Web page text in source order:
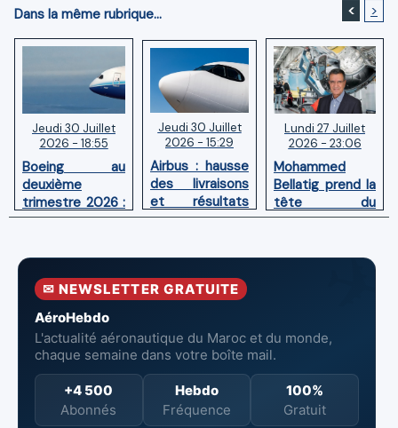
Dans la même rubrique... < >
Jeudi 30 Juillet
2026 - 18:55
Boeing au
deuxième
trimestre 2026 :
Chiffre d'affaires
pertes nettes
réduites
Jeudi 30 Juillet
2026 - 15:29
Airbus : hausse
des livraisons
et résultats
financiers
premier
Lundi 27 Juillet
2026 - 23:06
Mohammed
Bellatig prend la
tête du
Groupement
Marocaines
✉ NEWSLETTER GRATUITE
AéroHebdo
L'actualité aéronautique du Maroc et du monde,
chaque semaine dans votre boîte mail.
+4 500
Abonnés
Hebdo
Fréquence
100%
Gratuit